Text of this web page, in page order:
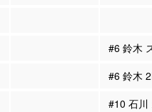
#6 鈴木
#6 鈴木
#10 石川